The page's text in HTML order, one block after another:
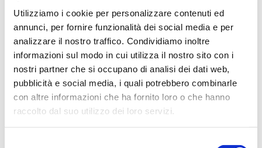
Utilizziamo i cookie per personalizzare contenuti ed
annunci, per fornire funzionalità dei social media e per
analizzare il nostro traffico. Condividiamo inoltre
informazioni sul modo in cui utilizza il nostro sito con i
nostri partner che si occupano di analisi dei dati web,
pubblicità e social media, i quali potrebbero combinarle
con altre informazioni che ha fornito loro o che hanno
raccolto dal suo utilizzo dei loro servizi.
Marzo 2024
Febbraio 2024
Dicembre 2023
Settembre 2023
Agosto 2023
Giugno 2023
Maggio 2023